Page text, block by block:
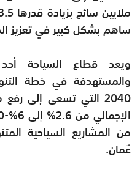
ساهم بشكل كبير في تعزيز
ويعد قطاع السياحة
والمستهدفة في خطة
2040 التي تسعى إلى
من المشاريع السياحية
عُمان.